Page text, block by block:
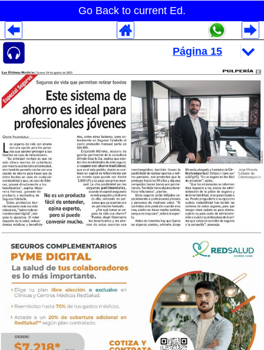
Go Back to current Ed.
Despliegues Analytics
Despliegues Totales
Despliegues por Rubros